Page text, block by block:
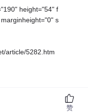
height="54" f
s
article/5282.htm
赞